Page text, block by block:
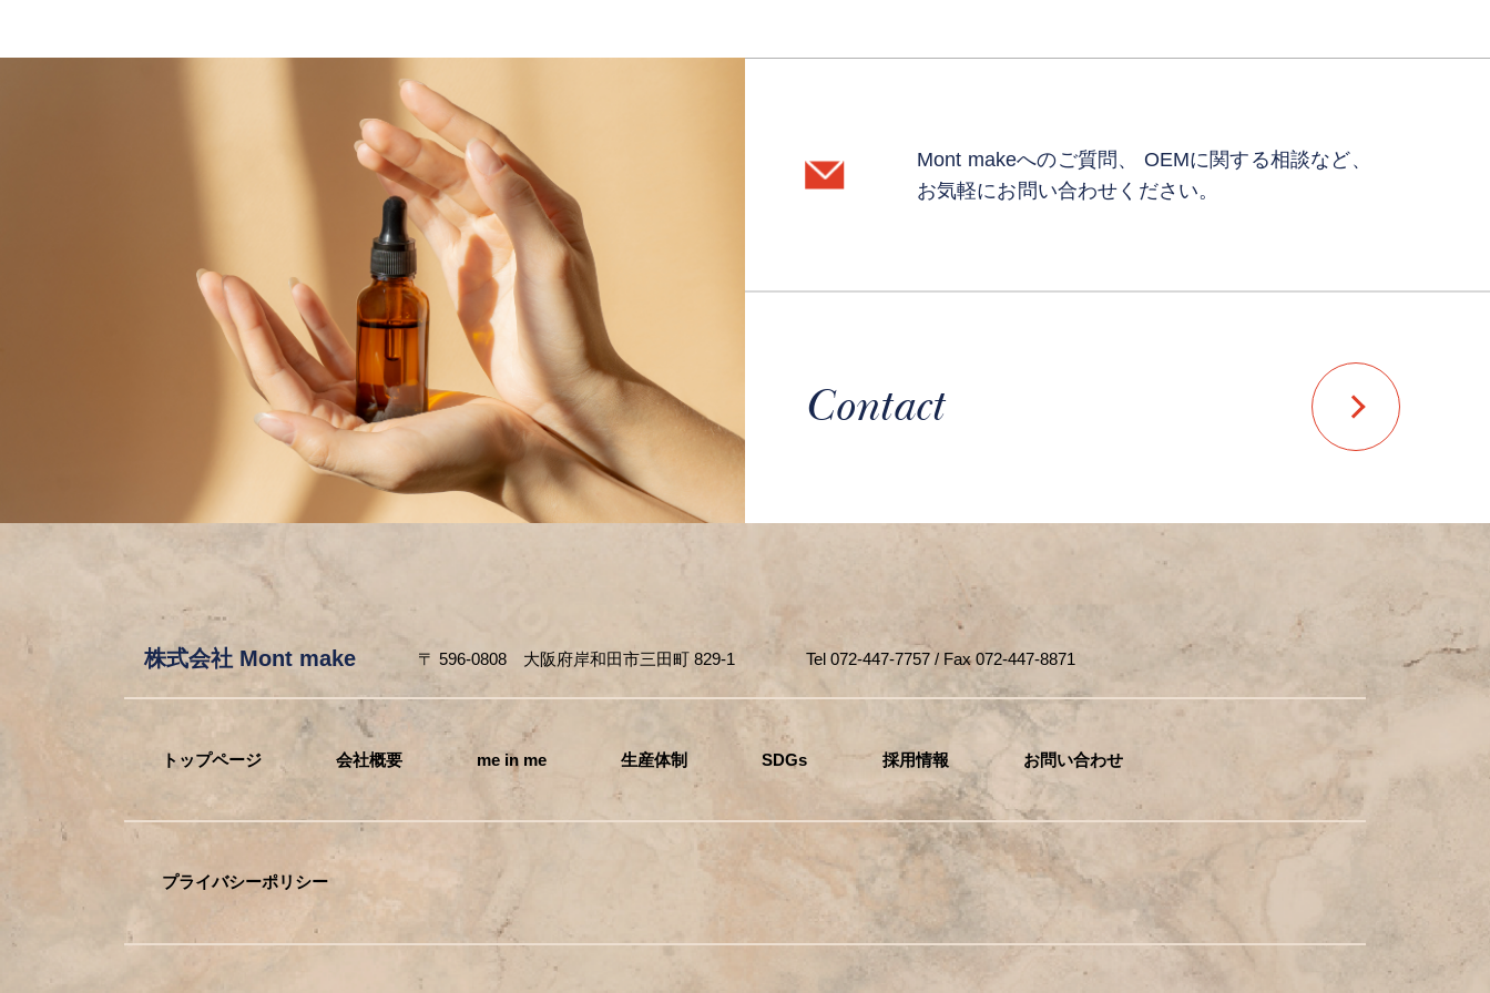
Mont makeへのご質問、
OEMに関する相談など、
お気軽にお問い合わせください。
Contact
株式会社 Mont make 〒 596-0808 大阪府岸和田市三田町 829-1 Tel 072-447-7757 / Fax 072-447-8871
トップページ 会社概要 me in me 生産体制 SDGs 採用情報 お問い合わせ
プライバシーポリシー